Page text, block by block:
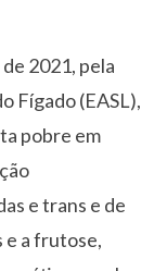
2021, pela
Fígado (EASL),
pobre em
e trans e de
e a frutose,